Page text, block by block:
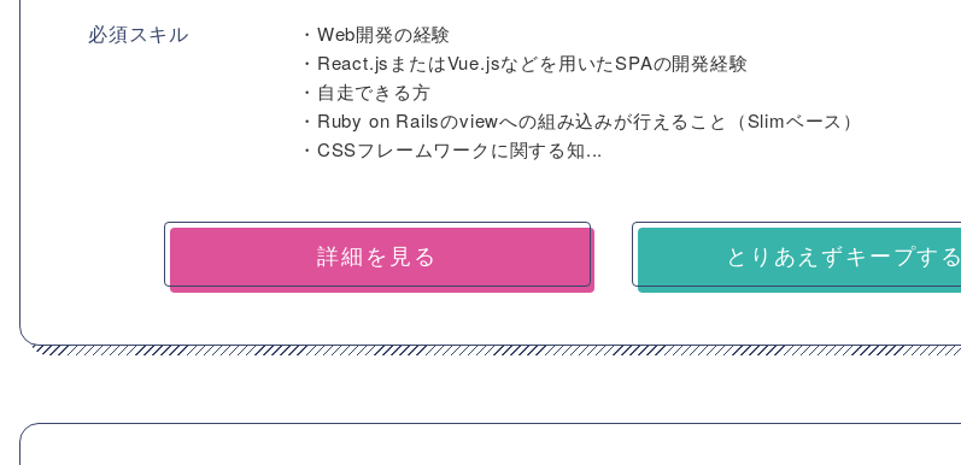
必須スキル
・Web開発の経験
・React.jsまたはVue.jsなどを用いたSPAの開発経験
・自走できる方
・Ruby on Railsのviewへの組み込みが行えること（Slimベース）
・CSSフレームワークに関する知...
詳細を見る とりあえずキープする